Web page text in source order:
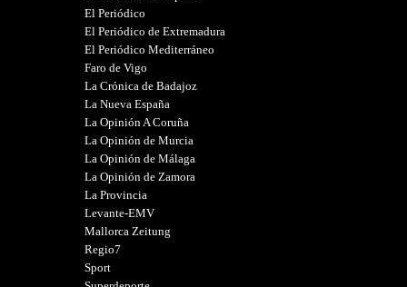
El Periódico
El Periódico de Extremadura
El Periódico Mediterráneo
Faro de Vigo
La Crónica de Badajoz
La Nueva España
La Opinión A Coruña
La Opinión de Murcia
La Opinión de Málaga
La Opinión de Zamora
La Provincia
Levante-EMV
Mallorca Zeitung
Regio7
Sport